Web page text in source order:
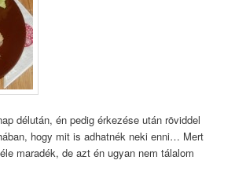
délután, én pedig érkezése után röviddel
hogy mit is adhatnék neki enni… Mert
maradék, de azt én ugyan nem tálalom